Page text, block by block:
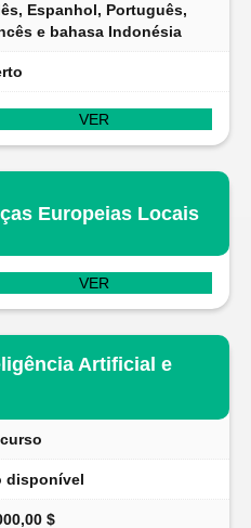
Espanhol, Português,
e bahasa Indonésia
VER
Europeias Locais
VER
Artificial e
disponível
$